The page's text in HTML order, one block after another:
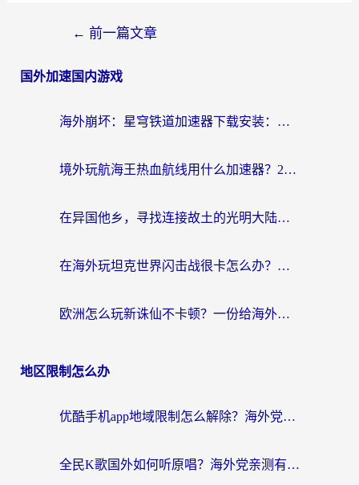
← 前一篇文章
国外加速国内游戏
海外崩坏：星穹铁道加速器下载安装：一份给游子的终极网络指南
境外玩航海王热血航线用什么加速器？2026海外玩家实测最优方案（附欧洲问道堡垒前线加速技巧）
在异国他乡，寻找连接故土的光明大陆免费加速器
在海外玩坦克世界闪击战很卡怎么办？老玩家亲测有效的加速器选择指南
欧洲怎么玩新诛仙不卡顿？一份给海外游子的国服游戏畅玩指南
地区限制怎么办
优酷手机app地域限制怎么解除？海外党亲测有效的追剧方案
全民K歌国外如何听原唱？海外党亲测有效的回国加速器选择指南